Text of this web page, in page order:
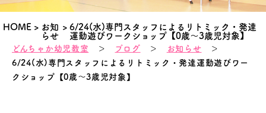
HOME > お知
らせ
> 6/24(水)専門スタッフによるリトミック・発達
運動遊びワークショップ【0歳～3歳児対象】
どんちゃか幼児教室 ＞ ブログ ＞ お知らせ ＞
6/24(水)専門スタッフによるリトミック・発達運動遊びワー
クショップ【0歳～3歳児対象】